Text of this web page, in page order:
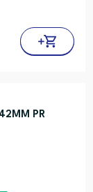
PR